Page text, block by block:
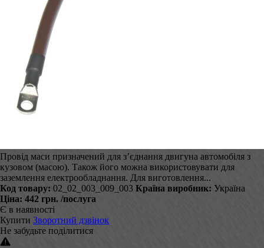
Провід маси призначений для з’єднання двигуна автомобіля з
кузовом (масою). Також його можна використовувати для
заземлення електрообладнання. Для виготовлення...
Код товару: 02_02_003_009_003 Країна виробник: Україна
Ціна: 442 грн. /послуга
Є в наявності
Купити Зворотний дзвінок
Не забудьте поділитися